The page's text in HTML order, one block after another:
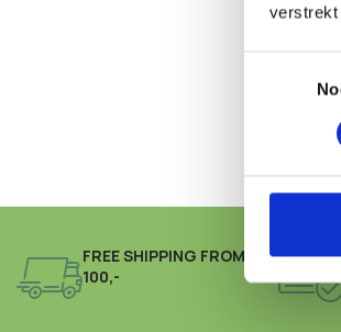
verstrekt
FREE SHIPPING FROM €
100,-